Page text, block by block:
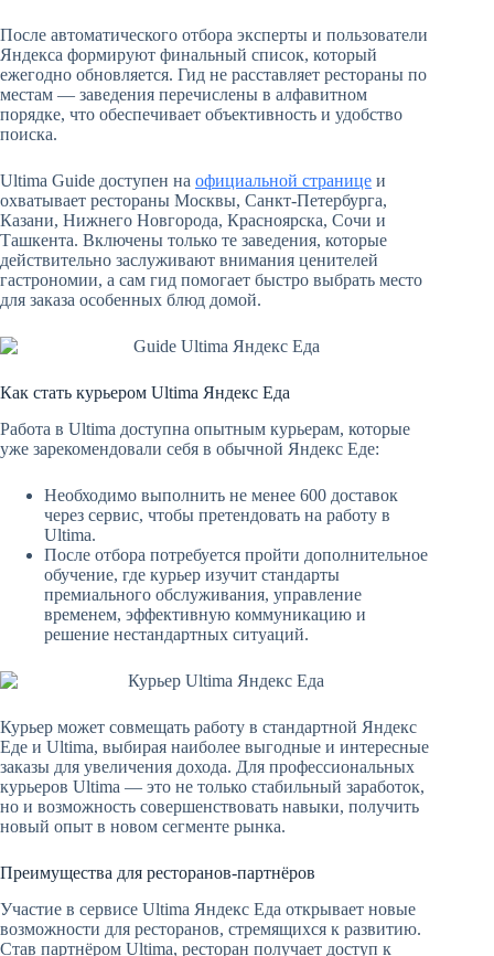
После автоматического отбора эксперты и пользователи
Яндекса формируют финальный список, который
ежегодно обновляется. Гид не расставляет рестораны по
местам — заведения перечислены в алфавитном
порядке, что обеспечивает объективность и удобство
поиска.
Ultima Guide доступен на официальной странице и
охватывает рестораны Москвы, Санкт-Петербурга,
Казани, Нижнего Новгорода, Красноярска, Сочи и
Ташкента. Включены только те заведения, которые
действительно заслуживают внимания ценителей
гастрономии, а сам гид помогает быстро выбрать место
для заказа особенных блюд домой.
Как стать курьером Ultima Яндекс Еда
Работа в Ultima доступна опытным курьерам, которые
уже зарекомендовали себя в обычной Яндекс Еде:
Необходимо выполнить не менее 600 доставок
через сервис, чтобы претендовать на работу в
Ultima.
После отбора потребуется пройти дополнительное
обучение, где курьер изучит стандарты
премиального обслуживания, управление
временем, эффективную коммуникацию и
решение нестандартных ситуаций.
Курьер может совмещать работу в стандартной Яндекс
Еде и Ultima, выбирая наиболее выгодные и интересные
заказы для увеличения дохода. Для профессиональных
курьеров Ultima — это не только стабильный заработок,
но и возможность совершенствовать навыки, получить
новый опыт в новом сегменте рынка.
Преимущества для ресторанов-партнёров
Участие в сервисе Ultima Яндекс Еда открывает новые
возможности для ресторанов, стремящихся к развитию.
Став партнёром Ultima, ресторан получает доступ к